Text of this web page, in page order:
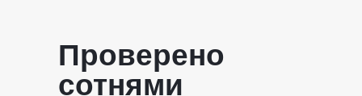
Проверено
сотнями